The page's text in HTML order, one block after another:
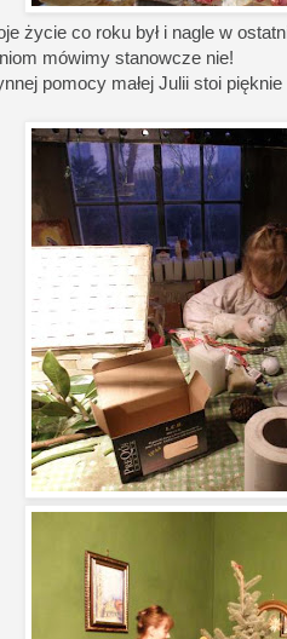
życie co roku był i nagle w
mówimy stanowcze nie!
pomocy małej Julii stoi